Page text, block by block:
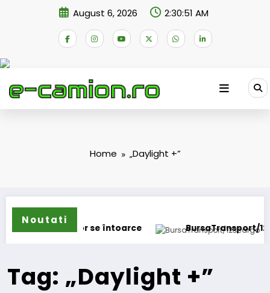
August 6, 2026 2:30:51 AM
Home „Daylight +”
Noutati
Strator se întoarce BursaTransport/
Tag: „Daylight +”